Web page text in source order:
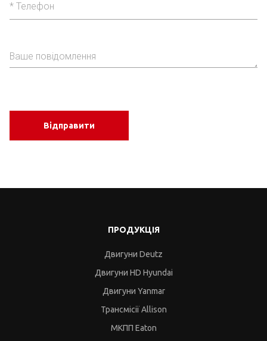
Відправити
ПРОДУКЦІЯ
Двигуни Deutz
Двигуни HD Hyundai
Двигуни Yanmar
Трансмісії Allison
МКПП Eaton